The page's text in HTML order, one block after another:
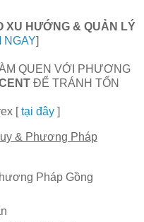
XU HƯỚNG & QUẢN LÝ
NGAY]
QUEN VỚI PHƯƠNG
ĐỂ TRÁNH TỔN
[tại đây ]
& Phương Pháp
Pháp Gồng